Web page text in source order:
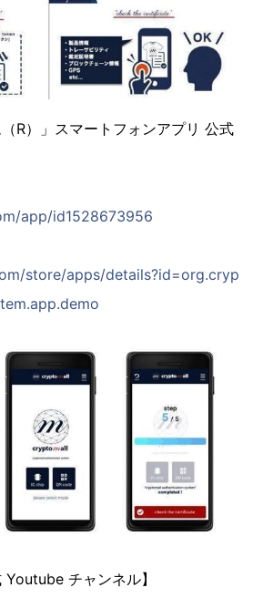
（R）」スマートフォンアプリ 公式
app/id1528673956
store/apps/details?id=org.cryp
Youtube チャンネル】